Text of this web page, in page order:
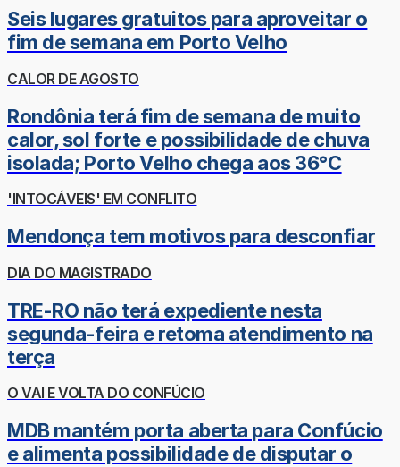
Seis lugares gratuitos para aproveitar o
fim de semana em Porto Velho
CALOR DE AGOSTO
Rondônia terá fim de semana de muito
calor, sol forte e possibilidade de chuva
isolada; Porto Velho chega aos 36°C
'INTOCÁVEIS' EM CONFLITO
Mendonça tem motivos para desconfiar
DIA DO MAGISTRADO
TRE-RO não terá expediente nesta
segunda-feira e retoma atendimento na
terça
O VAI E VOLTA DO CONFÚCIO
MDB mantém porta aberta para Confúcio
e alimenta possibilidade de disputar o